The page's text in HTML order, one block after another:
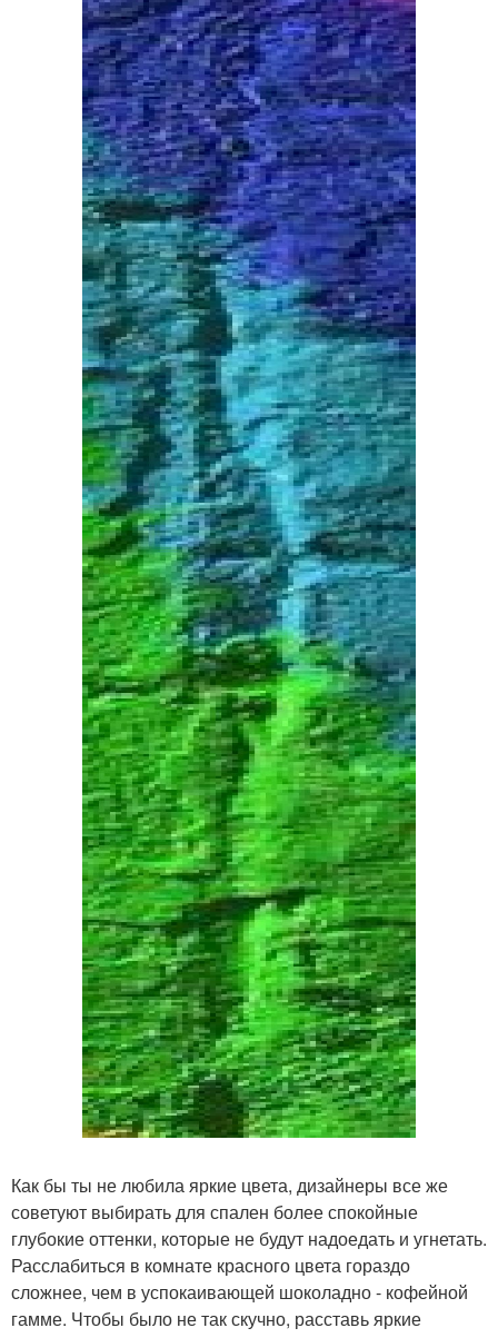
Как бы ты не любила яркие цвета, дизайнеры все же
советуют выбирать для спален более спокойные
глубокие оттенки, которые не будут надоедать и угнетать.
Расслабиться в комнате красного цвета гораздо
сложнее, чем в успокаивающей шоколадно - кофейной
гамме. Чтобы было не так скучно, расставь яркие